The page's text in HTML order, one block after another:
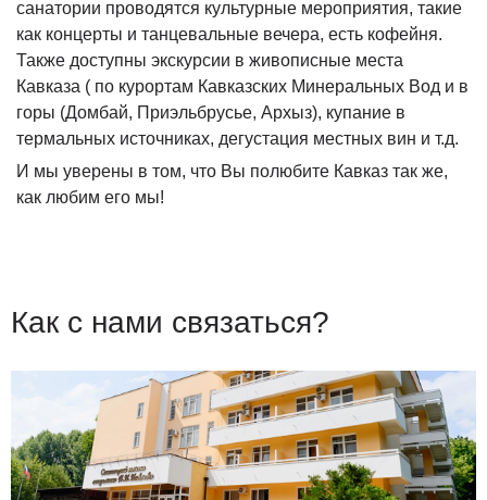
санатории проводятся культурные мероприятия, такие
как концерты и танцевальные вечера, есть кофейня.
Также доступны экскурсии в живописные места
Кавказа ( по курортам Кавказских Минеральных Вод и в
горы (Домбай, Приэльбрусье, Архыз), купание в
термальных источниках, дегустация местных вин и т.д.
И мы уверены в том, что Вы полюбите Кавказ так же,
как любим его мы!
Как с нами связаться?